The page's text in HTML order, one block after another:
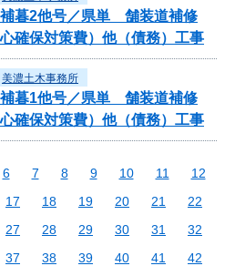
補暮2他号／県単 舗装道補修
確保対策費）他（債務）工事
美濃土木事務所
補暮1他号／県単 舗装道補修
確保対策費）他（債務）工事
6 7 8 9 10 11
12
17 18 19 20 21
22
27 28 29 30 31
32
37 38 39 40 41
42